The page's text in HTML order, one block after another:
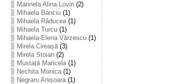
Marinela Alina Lovin(2)
Mihaela Banciu(1)
Mihaela Răducea(1)
Mihaela Turcu(1)
Mihaela-Elena Vărzescu(1)
Mirela Cireașă(3)
Mirela Stoian(2)
Mustață Maricela(1)
Nechita Monica(1)
Negraru Anișoara(1)